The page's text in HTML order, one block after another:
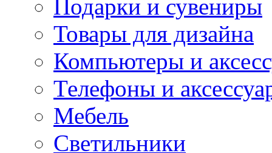
Подарки и сувениры
Товары для дизайна
Компьютеры и
Телефоны и
Мебель
Светильники